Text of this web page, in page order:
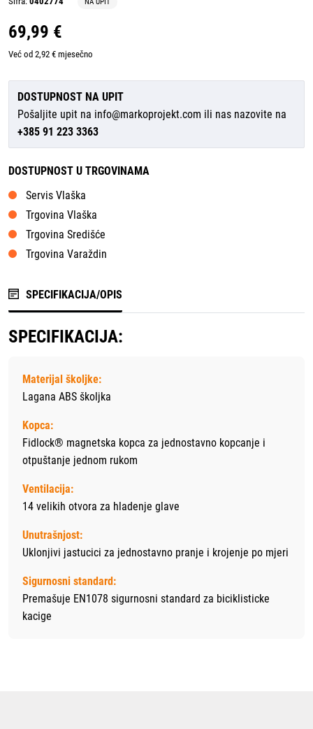
NA UPIT
69,99 €
Već od 2,92 € mjesečno
DOSTUPNOST NA UPIT
Pošaljite upit na info@markoprojekt.com ili nas nazovite na
+385 91 223 3363
DOSTUPNOST U TRGOVINAMA
Servis Vlaška
Trgovina Vlaška
Trgovina Središće
Trgovina Varaždin
SPECIFIKACIJA/OPIS
SPECIFIKACIJA:
Materijal školjke:
Lagana ABS školjka
Kopca:
Fidlock® magnetska kopca za jednostavno kopcanje i
otpuštanje jednom rukom
Ventilacija:
14 velikih otvora za hladenje glave
Unutrašnjost:
Uklonjivi jastucici za jednostavno pranje i krojenje po mjeri
Sigurnosni standard:
Premašuje EN1078 sigurnosni standard za biciklisticke
kacige